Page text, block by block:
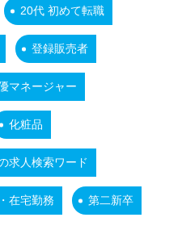
20代 初めて転職
登録販売者
マネージャー
化粧品
求人検索ワード
在宅勤務 第二新卒